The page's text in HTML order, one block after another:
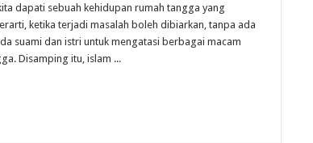
dapati sebuah kehidupan rumah tangga yang
ketika terjadi masalah boleh dibiarkan, tanpa ada
suami dan istri untuk mengatasi berbagai macam
Disamping itu, islam ...